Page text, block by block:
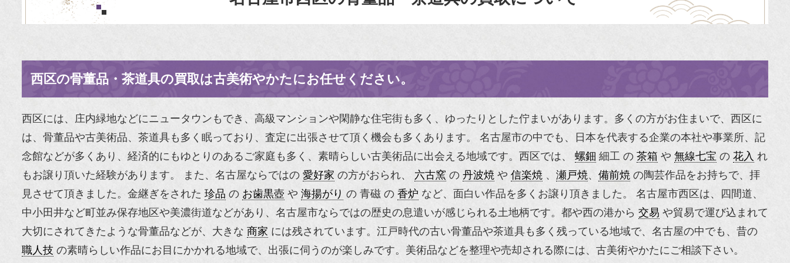
西区の骨董品・茶道具の買取は古美術やかたにお任せください。
西区には、庄内緑地などにニュータウンもでき、高級マンションや閑静な住宅街も多く、ゆったりとした佇まいがあります。多くの方がお住まいで、西区に
は、骨董品や古美術品、茶道具も多く眠っており、査定に出張させて頂く機会も多くあります。 名古屋市の中でも、日本を代表する企業の本社や事業所、記
念館などが多くあり、経済的にもゆとりのあるご家庭も多く、素晴らしい古美術品に出会える地域です。西区では、 螺鈿 細工 の 茶箱 や 無線七宝 の 花入 れ
もお譲り頂いた経験があります。 また、名古屋ならではの 愛好家 の方がおられ、 六古窯 の 丹波焼 や 信楽焼 、 瀬戸焼、 備前焼 の陶芸作品をお持ちで、拝
見させて頂きました。金継ぎをされた 珍品 の お歯黒壺 や 海揚がり の 青磁 の 香炉 など、面白い作品を多くお譲り頂きました。 名古屋市西区は、四間道、
中小田井など町並み保存地区や美濃街道などがあり、名古屋市ならではの歴史の息遣いが感じられる土地柄です。都や西の港から 交易 や貿易で運び込まれて
大切にされてきたような骨董品などが、大きな 商家 には残されています。江戸時代の古い骨董品や茶道具も多く残っている地域で、名古屋の中でも、昔の
職人技 の素晴らしい作品にお目にかかれる地域で、出張に伺うのが楽しみです。美術品などを整理や売却される際には、古美術やかたにご相談下さい。